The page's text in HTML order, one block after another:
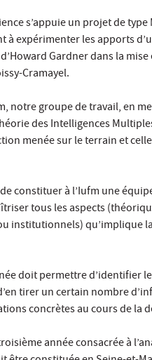
s’appuie un projet de
à expérimenter les apports
Gardner dans la
Cramayel.
notre groupe de travail, en
des Intelligences
menée sur le terrain et
de constituer à l’Iufm une
tous les aspects
institutionnels) qu’implique
doit permettre d’identifier
tirer un certain nombre
concrètes au cours de la
année consacrée à